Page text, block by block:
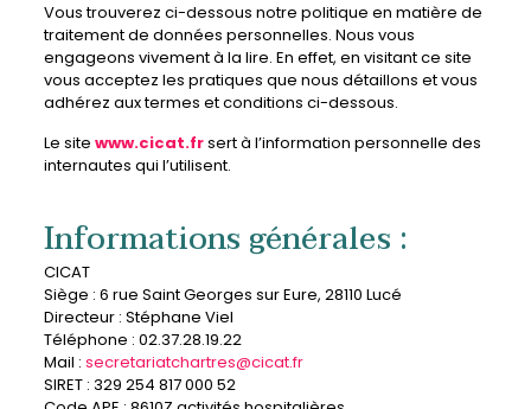
Vous trouverez ci-dessous notre politique en matière de
traitement de données personnelles. Nous vous
engageons vivement à la lire. En effet, en visitant ce site
vous acceptez les pratiques que nous détaillons et vous
adhérez aux termes et conditions ci-dessous.
Le site www.cicat.frsert à l’information personnelle des
internautes qui l’utilisent.
Informations générales :
CICAT
Siège : 6 rue Saint Georges sur Eure, 28110 Lucé
Directeur : Stéphane Viel
Téléphone : 02.37.28.19.22
Mail : secretariatchartres@cicat.fr
SIRET : 329 254 817 000 52